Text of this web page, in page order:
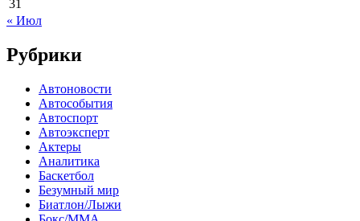
31
« Июл
Рубрики
Автоновости
Автособытия
Автоспорт
Автоэксперт
Актеры
Аналитика
Баскетбол
Безумный мир
Биатлон/Лыжи